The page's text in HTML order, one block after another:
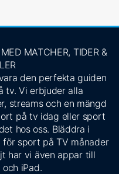
MATCHER, TIDER &
den perfekta guiden
tv. Vi erbjuder alla
streams och en mängd
på tv idag eller sport
hos oss. Bläddra i
sport på TV månader
har vi även appar till
och iPad.